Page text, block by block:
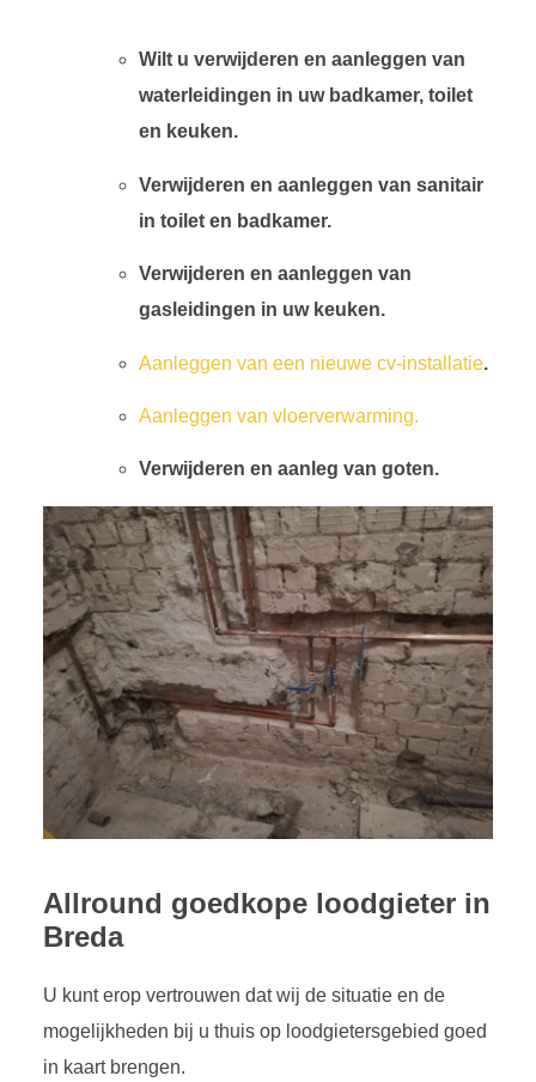
Wilt u verwijderen en aanleggen van
waterleidingen in uw badkamer, toilet
en keuken.
Verwijderen en aanleggen van sanitair
in toilet en badkamer.
Verwijderen en aanleggen van
gasleidingen in uw keuken.
Aanleggen van een nieuwe cv-installatie.
Aanleggen van vloerverwarming.
Verwijderen en aanleg van goten.
Allround goedkope loodgieter in
Breda
U kunt erop vertrouwen dat wij de situatie en de
mogelijkheden bij u thuis op loodgietersgebied goed
in kaart brengen.